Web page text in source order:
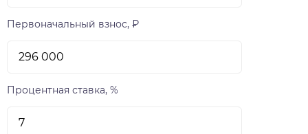
Первоначальный взнос, ₽
Процентная ставка, %